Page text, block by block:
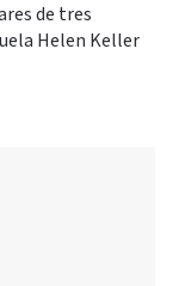
de tres
Helen Keller